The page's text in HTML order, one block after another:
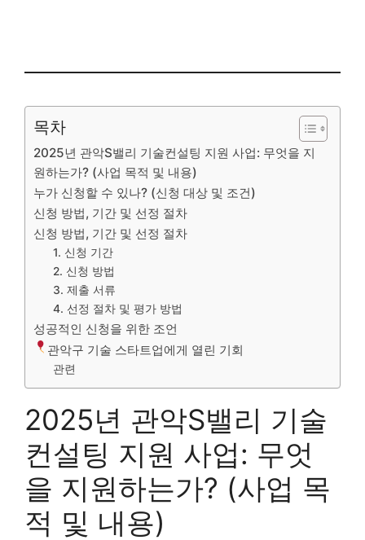
목차
2025년 관악S밸리 기술컨설팅 지원 사업: 무엇을 지
원하는가? (사업 목적 및 내용)
누가 신청할 수 있나? (신청 대상 및 조건)
신청 방법, 기간 및 선정 절차
신청 방법, 기간 및 선정 절차
1. 신청 기간
2. 신청 방법
3. 제출 서류
4. 선정 절차 및 평가 방법
성공적인 신청을 위한 조언
관악구 기술 스타트업에게 열린 기회
관련
2025년 관악S밸리 기술
컨설팅 지원 사업: 무엇
을 지원하는가? (사업 목
적 및 내용)